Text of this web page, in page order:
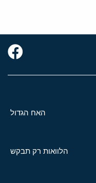
האח הגדול
הלוואות רק תבקש